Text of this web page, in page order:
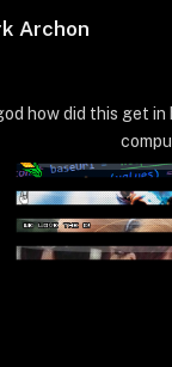
Archon
how did this get